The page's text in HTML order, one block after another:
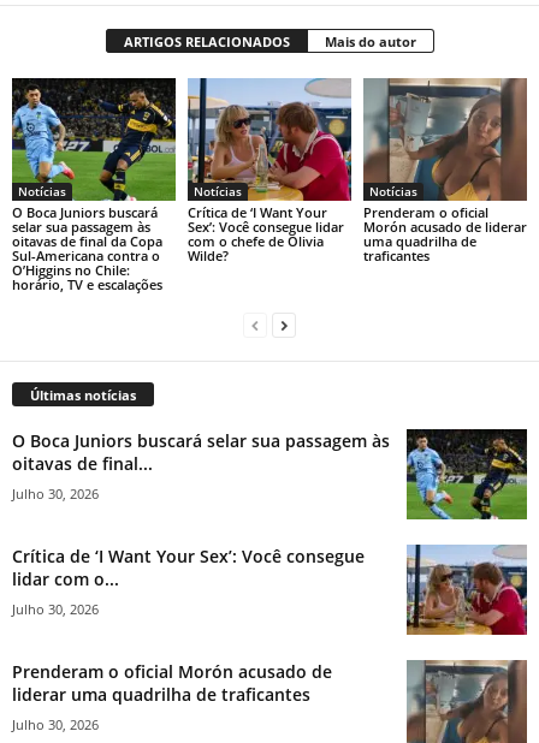
ARTIGOS RELACIONADOS Mais do autor
Notícias
O Boca Juniors buscará
selar sua passagem às
oitavas de final da Copa
Sul-Americana contra o
O’Higgins no Chile:
horário, TV e escalações
Notícias
Crítica de ‘I Want Your
Sex’: Você consegue lidar
com o chefe de Olivia
Wilde?
Notícias
Prenderam o oficial
Morón acusado de liderar
uma quadrilha de
traficantes
Últimas notícias
O Boca Juniors buscará selar sua passagem às
oitavas de final...
Julho 30, 2026
Crítica de ‘I Want Your Sex’: Você consegue
lidar com o...
Julho 30, 2026
Prenderam o oficial Morón acusado de
liderar uma quadrilha de traficantes
Julho 30, 2026